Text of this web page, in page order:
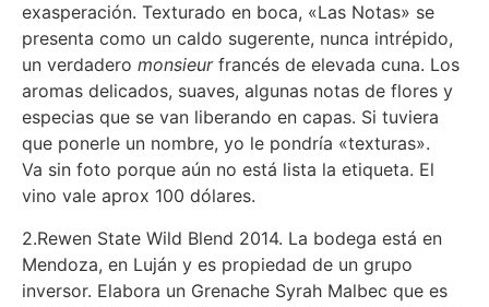
exasperación. Texturado en boca, «Las Notas» se
presenta como un caldo sugerente, nunca intrépido,
un verdadero monsieur francés de elevada cuna. Los
aromas delicados, suaves, algunas notas de flores y
especias que se van liberando en capas. Si tuviera
que ponerle un nombre, yo le pondría «texturas».
Va sin foto porque aún no está lista la etiqueta. El
vino vale aprox 100 dólares.
2.Rewen State Wild Blend 2014. La bodega está en
Mendoza, en Luján y es propiedad de un grupo
inversor. Elabora un Grenache Syrah Malbec que es